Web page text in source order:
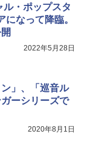
ル・ポップスタ
になって降臨。
2022年5月28日
ン」、「巡音ル
ーシリーズで
2020年8月1日